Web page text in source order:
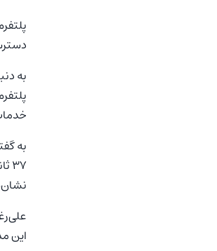
دسترسی
به
این